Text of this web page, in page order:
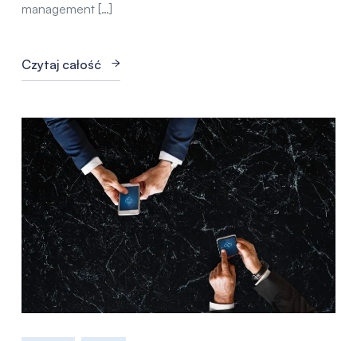
management […]
Czytaj całość